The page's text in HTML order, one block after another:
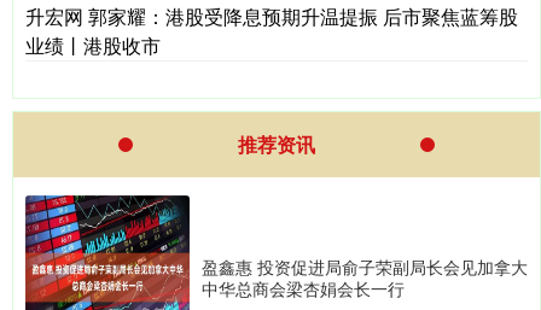
升宏网 郭家耀：港股受降息预期升温提振 后市聚焦蓝筹股
业绩丨港股收市
推荐资讯
盈鑫惠 投资促进局俞子荣副局长会见加拿大
中华总商会梁杏娟会长一行